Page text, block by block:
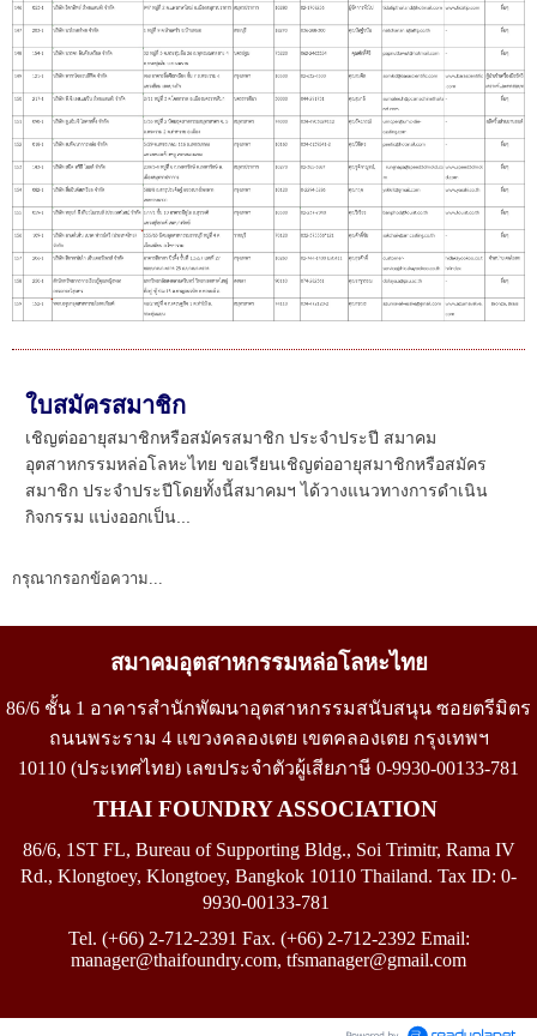
ใบสมัครสมาชิก
เชิญต่ออายุสมาชิกหรือสมัครสมาชิก ประจำประปี สมาคม
อุตสาหกรรมหล่อโลหะไทย ขอเรียนเชิญต่ออายุสมาชิกหรือสมัคร
สมาชิก ประจำประปีโดยทั้งนี้สมาคมฯ ได้วางแนวทางการดำเนิน
กิจกรรม แบ่งออกเป็น...
กรุณากรอกข้อความ...
สมาคมอุตสาหกรรมหล่อโลหะไทย
86/6 ชั้น 1 อาคารสำนักพัฒนาอุตสาหกรรมสนับสนุน ซอยตรีมิตร
ถนนพระราม 4 แขวงคลองเตย เขตคลองเตย กรุงเทพฯ
10110 (ประเทศไทย) เลขประจำตัวผู้เสียภาษี 0-9930-00133-781
THAI FOUNDRY ASSOCIATION
86/6, 1ST FL, Bureau of Supporting Bldg., Soi Trimitr, Rama IV
Rd., Klongtoey, Klongtoey, Bangkok 10110 Thailand. Tax ID: 0-
9930-00133-781
Tel. (+66) 2-712-2391 Fax. (+66) 2-712-2392 Email:
manager@thaifoundry.com, tfsmanager@gmail.com